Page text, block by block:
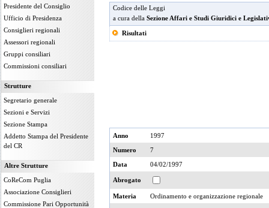
Presidente del Consiglio
Ufficio di Presidenza
Consiglieri regionali
Assessori regionali
Gruppi consiliari
Commissioni consiliari
Strutture
Segretario generale
Sezioni e Servizi
Sezione Stampa
Addetto Stampa del Presidente
del CR
Altre Strutture
CoReCom Puglia
Associazione Consiglieri
Commissione Pari Opportunità
Codice delle Leggi
a cura della Sezione Affari e Studi Giuridici e
Risultati
Anno
1997
Numero
7
Data
04/02/1997
Abrogato
Materia Ordinamento e organizzazione regionale